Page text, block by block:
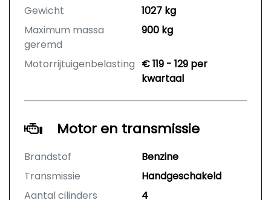
Gewicht
1027 kg
Maximum massa
geremd
900 kg
Motorrijtuigenbelasting € 119 - 129 per
kwartaal
Motor en transmissie
Brandstof
Benzine
Transmissie
Handgeschakeld
Aantal cilinders
4